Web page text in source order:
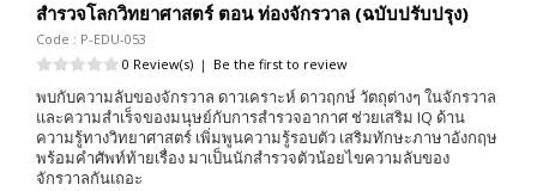
สำรวจโลกวิทยาศาสตร์ ตอน ท่องจักรวาล (ฉบับปรับปรุง)
Code : P-EDU-053
0 Review(s) | Be the first to review
พบกับความลับของจักรวาล ดาวเคราะห์ ดาวฤกษ์ วัตถุต่างๆ ในจักรวาล
และความสำเร็จของมนุษย์กับการสำรวจอากาศ ช่วยเสริม IQ ด้าน
ความรู้ทางวิทยาศาสตร์ เพิ่มพูนความรู้รอบตัว เสริมทักษะภาษาอังกฤษ
พร้อมคำศัพท์ท้ายเรื่อง มาเป็นนักสำรวจตัวน้อยไขความลับของ
จักรวาลกันเถอะ